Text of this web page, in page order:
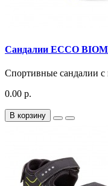
Сандалии ECCO
Спортивные сандалии с
0.00 р.
В корзину